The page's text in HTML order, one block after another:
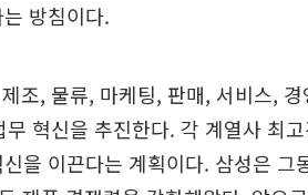
방침이다.
조, 물류, 마케팅, 판매, 서비스,
혁신을 추진한다. 각 계열사 최
을 이끈다는 계획이다. 삼성은 그